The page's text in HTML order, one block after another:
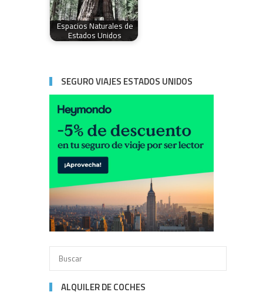
Espacios Naturales de
Estados Unidos
SEGURO VIAJES ESTADOS UNIDOS
ALQUILER DE COCHES